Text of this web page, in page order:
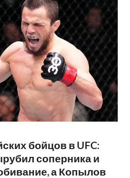
бойцов в UFC:
соперника и
а Копылов